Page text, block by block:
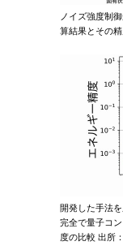
ノイズ強度制
算結果とその
開発した手法
完全で量子コ
度の比較 出所